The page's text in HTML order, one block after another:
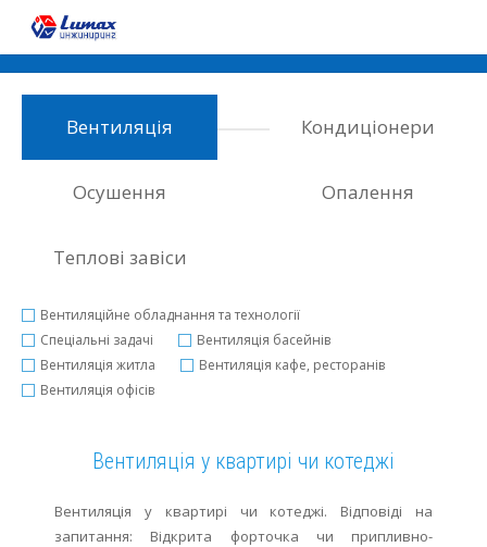
Статьи “Вентиляция”
Вентиляція Кондиціонери
Осушення Опалення
Теплові завіси
Вентиляційне обладнання та технології
Спеціальні задачі
Вентиляцiя басейнiв
Вентиляцiя житла
Вентиляцiя кафе, ресторанiв
Вентиляцiя офiсiв
Вентиляція у квартирі чи котеджі
Вентиляція у квартирі чи котеджі. Відповіді на
запитання: Відкрита форточка чи припливно-